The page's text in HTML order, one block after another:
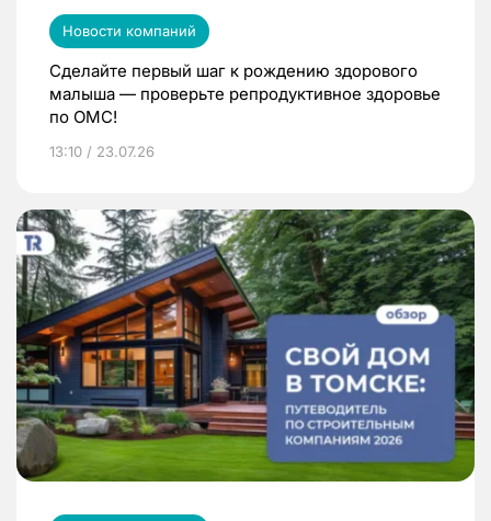
Новости компаний
Сделайте первый шаг к рождению здорового
малыша — проверьте репродуктивное здоровье
по ОМС!
13:10 / 23.07.26